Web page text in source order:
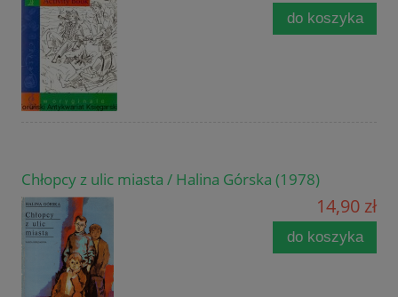
do koszyka
Chłopcy z ulic miasta / Halina Górska (1978)
14,90 zł
do koszyka